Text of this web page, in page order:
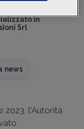
in
Srl
news
2023, l'Autorità